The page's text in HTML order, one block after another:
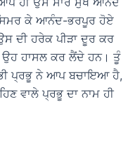
ਕੇ ਆਨੰਦ-ਭਰਪੂਰ ਹੋਏ
ਦੀ ਹਰੇਕ ਪੀੜਾ ਦੂਰ ਕਰ
ਉਹ ਹਾਸਲ ਕਰ ਲੈਂਦੇ ਹਨ। ਤੂੰ
ਪ੍ਰਭੂ ਨੇ ਆਪ ਬਚਾਇਆ ਹੈ,
ਵਾਲੇ ਪ੍ਰਭੂ ਦਾ ਨਾਮ ਹੀ